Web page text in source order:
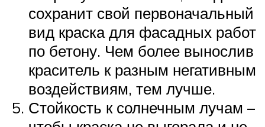
сохранит свой первоначальный
вид краска для фасадных работ
по бетону. Чем более вынослив
краситель к разным негативным
воздействиям, тем лучше.
Стойкость к солнечным лучам –